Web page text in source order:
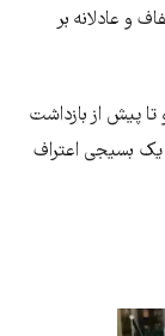
و عادلانه بر
و تا پیش از بازداشت
یک بسیجی اعتراف